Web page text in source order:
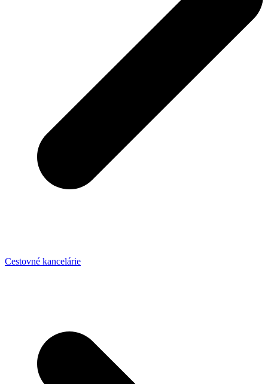
Cestovné kancelárie